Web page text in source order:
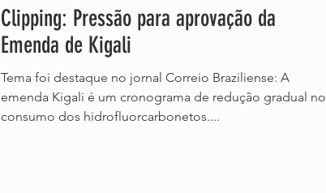
Clipping: Pressão para aprovação da
Emenda de Kigali
Tema foi destaque no jornal Correio Braziliense: A
emenda Kigali é um cronograma de redução gradual no
consumo dos hidrofluorcarbonetos....